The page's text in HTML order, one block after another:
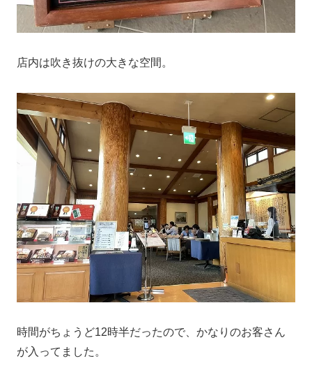
店内は吹き抜けの大きな空間。
時間がちょうど12時半だったので、かなりのお客さん
が入ってました。